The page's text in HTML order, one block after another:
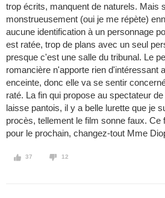
trop écrits, manquent de naturels. Mais
monstrueusement (oui je me répète)
aucune identification à un personnage
est ratée, trop de plans avec un seul
presque c'est une salle du tribunal. Le
romancière n'apporte rien d'intéressant
enceinte, donc elle va se sentir
raté. La fin qui propose au spectateur
laisse pantois, il y a belle lurette que je
procès, tellement le film sonne faux. Ce
pour le prochain, changez-tout Mme
37 12